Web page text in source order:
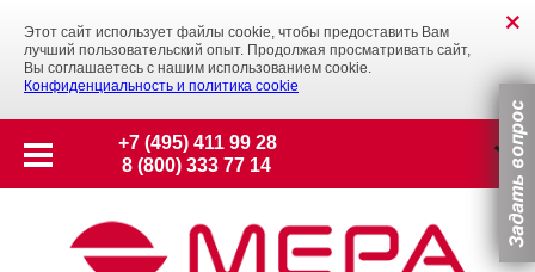
Этот сайт использует файлы cookie, чтобы предоставить Вам
лучший пользовательский опыт. Продолжая просматривать сайт,
Вы соглашаетесь с нашим использованием cookie.
Конфиденциальность и политика cookie
+7 (495) 411 99 28
8 (800) 333 77 14